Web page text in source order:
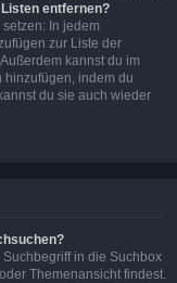
entfernen?
In jedem
zur Liste der
kannst du im
hinzufügen, indem du
du sie auch wieder
in die Suchbox
Themenansicht findest.